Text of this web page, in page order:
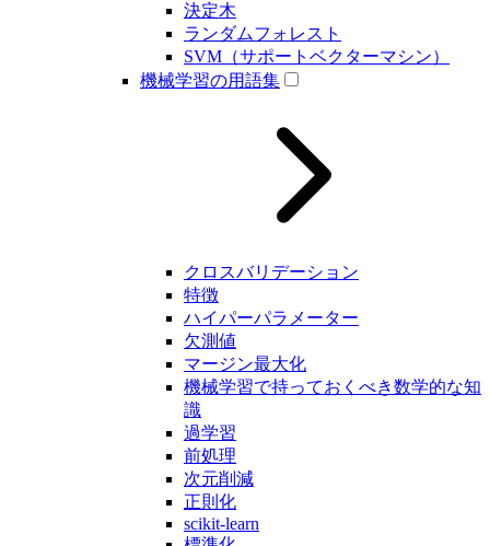
決定木
ランダムフォレスト
SVM（サポートベクターマシン）
機械学習の用語集
クロスバリデーション
特徴
ハイパーパラメーター
欠測値
マージン最大化
機械学習で持っておくべき数学的な知
識
過学習
前処理
次元削減
正則化
scikit-learn